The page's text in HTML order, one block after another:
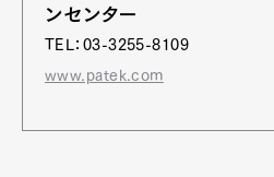
ンセンター
TEL：03-3255-8109
www.patek.com